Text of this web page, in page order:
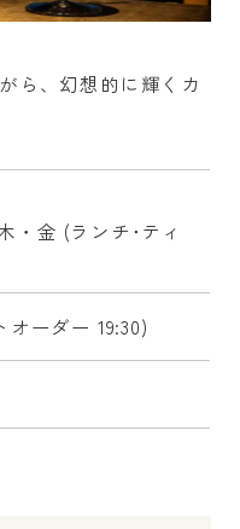
ら、幻想的に輝くカ
・金 (ランチ･ティ
オーダー 19:30)